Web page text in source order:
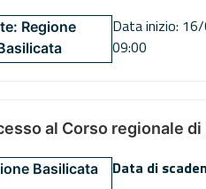
Regione
Data inizio:
09:00
al Corso regionale
Basilicata Data di